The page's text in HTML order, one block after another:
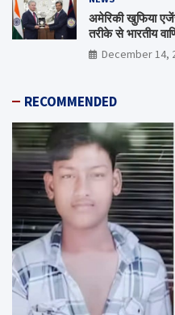
अमेरिकी खुफिया
तरीके से भारतीय
December 14,
RECOMMENDED